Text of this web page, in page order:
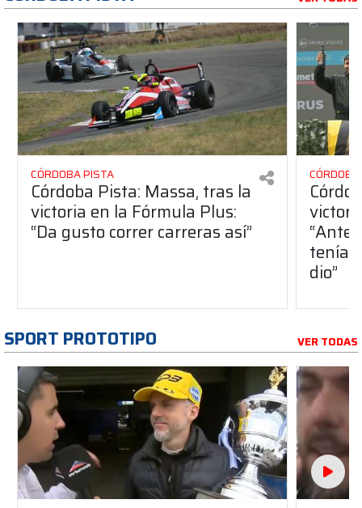
CÓRDOBA PISTA
Córdoba Pista: Massa, tras la
victoria en la Fórmula Plus:
“Da gusto correr carreras así”
dio”
SPORT PROTOTIPO VER TODAS